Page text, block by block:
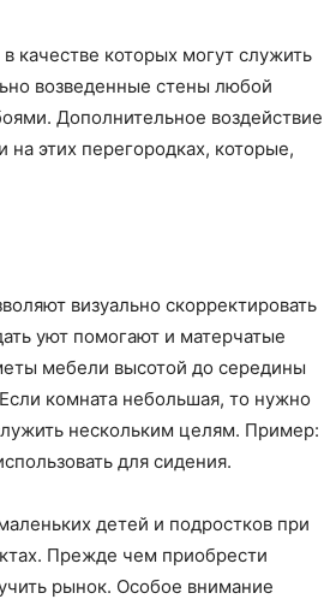
качестве которых могут служить
возведенные стены любой
Дополнительное воздействие
на этих перегородках, которые,
визуально скорректировать
уют помогают и матерчатые
мебели высотой до середины
комната небольшая, то нужно
нескольким целям. Пример:
для сидения.
детей и подростков при
Прежде чем приобрести
рынок. Особое внимание